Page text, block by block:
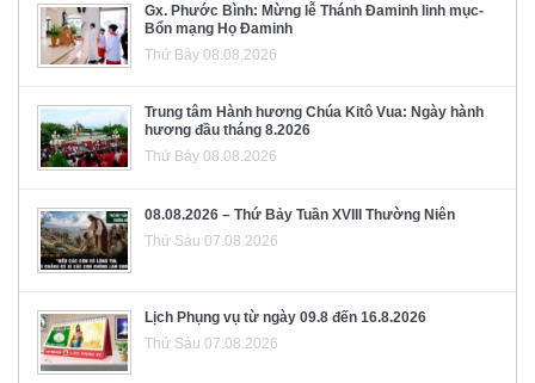
Gx. Phước Bình: Mừng lễ Thánh Đaminh linh mục-
Bổn mạng Họ Đaminh
Thứ Bảy 08.08.2026
Trung tâm Hành hương Chúa Kitô Vua: Ngày hành
hương đầu tháng 8.2026
Thứ Bảy 08.08.2026
08.08.2026 – Thứ Bảy Tuần XVIII Thường Niên
Thứ Sáu 07.08.2026
Lịch Phụng vụ từ ngày 09.8 đến 16.8.2026
Thứ Sáu 07.08.2026